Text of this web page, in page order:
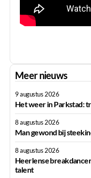
Meer nieuws
9 augustus 2026
Het weer in Parkstad:
8 augustus 2026
Man gewond bij
8 augustus 2026
Heerlense
talent